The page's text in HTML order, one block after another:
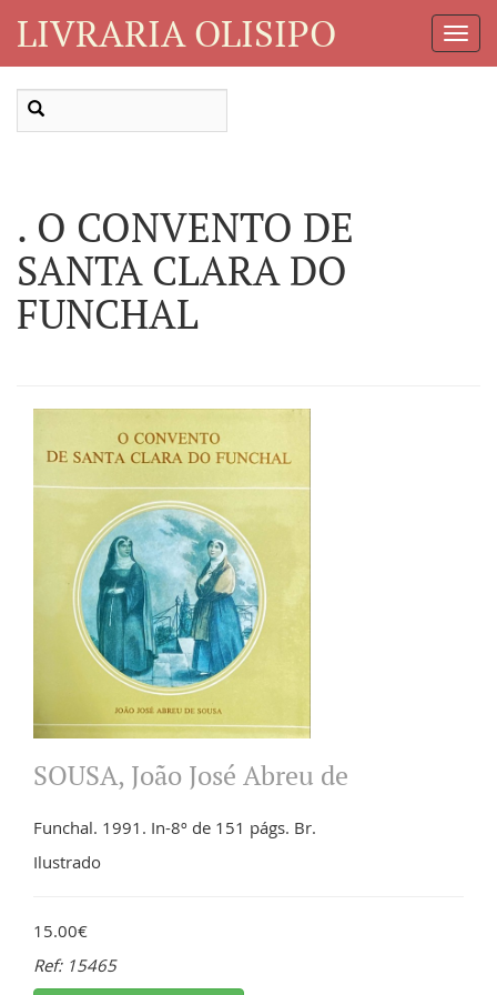
LIVRARIA OLISIPO
. O CONVENTO DE
SANTA CLARA DO
FUNCHAL
SOUSA, João José Abreu de
Funchal. 1991. In-8º de 151 págs. Br.
Ilustrado
15.00€
Ref: 15465